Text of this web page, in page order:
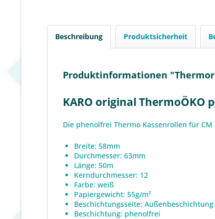
Beschreibung Produktsicherheit
Produktinformationen
KARO original ThermoÖKO
Die phenolfrei Thermo Kassenrollen für
Breite: 58mm
Durchmesser: 63mm
Länge: 50m
Kerndurchmesser: 12
Farbe: weiß
Papiergewicht: 55g/m²
Beschichtungsseite:
Beschichtung: phenolfrei